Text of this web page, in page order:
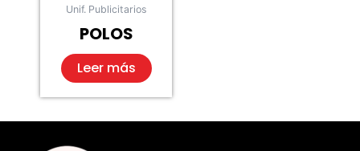
Unif. Publicitarios
POLOS
Leer más